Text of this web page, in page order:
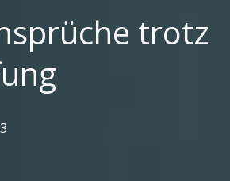
trotz